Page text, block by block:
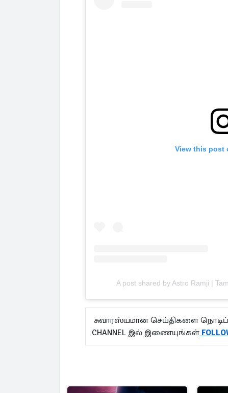
View this post
A post shared by Astro Ramji |
சுவாரஸ்யமான செய்திகளை நொடிப்
CHANNEL இல் இணையுங்கள்